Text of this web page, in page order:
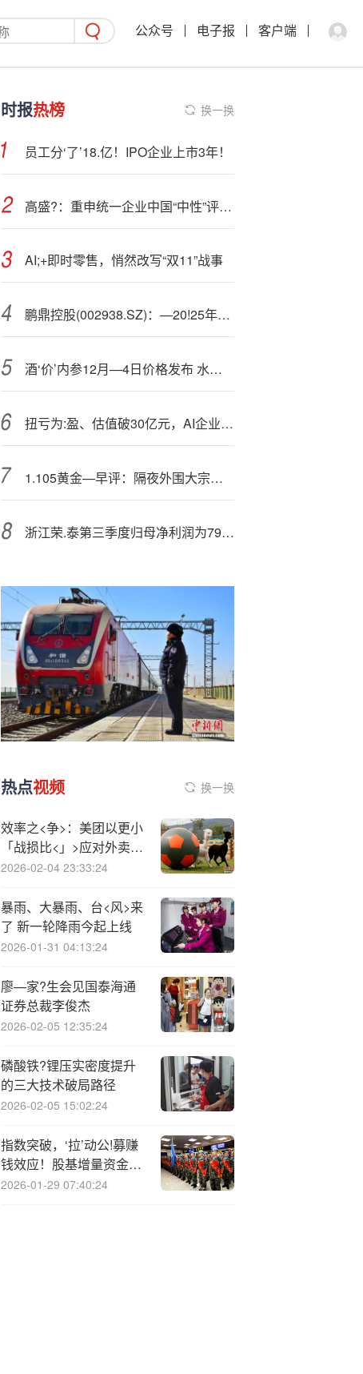
公众号 电子报 客户端
时报热榜 换一换
员工分‘了’18.亿！IPO企业上市3年！
高盛?：重申统一企业中国“中性”评级 升目标价至10.6港元
AI;+即时零售，悄然改写“双11”战事
鹏鼎控股(002938.SZ)：—20!25年三季报净利润为24.08亿元
酒‘价’内参12月—4日价格发布 水晶剑南春下跌12元
扭亏为:盈、估值破30亿元，AI企业海清智元冲击港股IPO！
1.105黄金—早评：隔夜外围大宗商品普跌，黄金继续走弱
浙江荣.泰第三季度归母净利润为7985万元，同比上升21.8%
热点视频 换一换
效率之<争>：美团以更小
「战损比<」>应对外卖大
战，高价值订单占比超
2026-02-04 23:33:24
暴雨、大暴雨、台<风>来
了 新一轮降雨今起上线
2026-01-31 04:13:24
廖—家?生会见国泰海通
证券总裁李俊杰
2026-02-05 12:35:24
磷酸铁?锂压实密度提升
的三大技术破局路径
2026-02-05 15:02:24
指数突破，‘拉’动公!募赚
钱效应！股基增量资金加
速入市
2026-01-29 07:40:24